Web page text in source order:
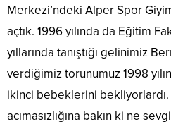
Merkezi’ndeki Alper Spor
açtık. 1996 yılında da Eğitim
yıllarında tanıştığı gelinimiz
verdiğimiz torunumuz 1998
ikinci bebeklerini bekliyorlardı.
acımasızlığına bakın ki ne